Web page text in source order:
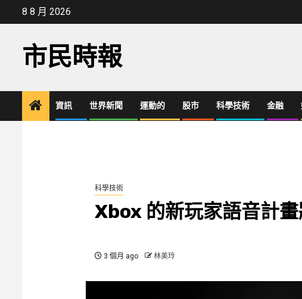
8 8 月 2026
市民時報
資訊 世界新聞 運動的 股市 科學技術 金融
科學技術
Xbox 的新玩家語音計
3 個月 ago 林美玲